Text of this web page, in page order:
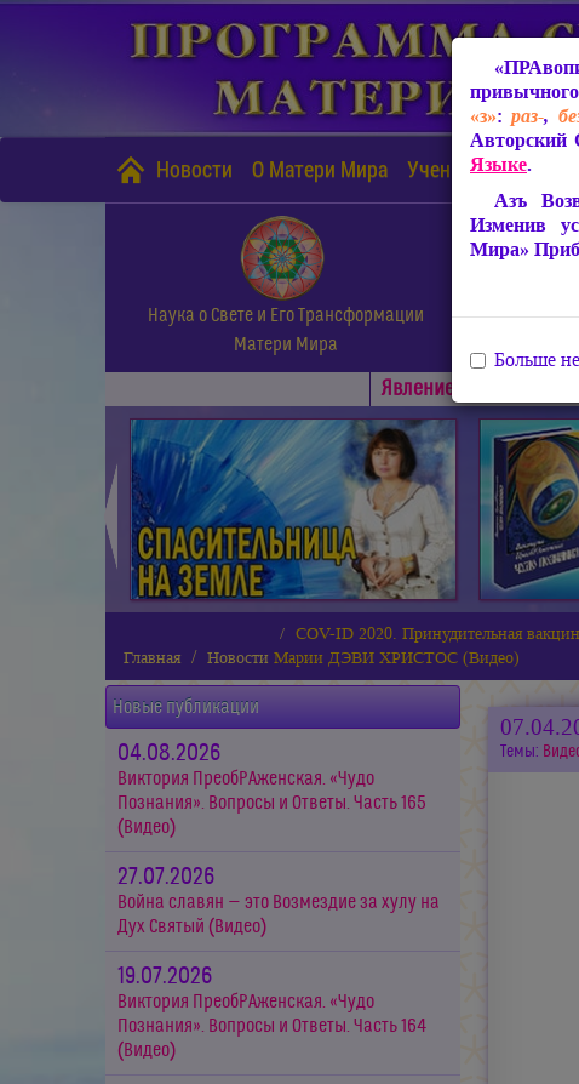
Новости О Матери Мира Учение Матери
Наука о Свете и Его Трансформации
Матери Мира
Явлениe Матери Мира
◄
Главная Новости
COV-ID 2020. Принудительная
Марии ДЭВИ ХРИСТОС (Видео)
Новые публикации
04.08.2026
Виктория ПреобРАженская. «Чудо
Познания». Вопросы и Ответы. Часть 165
(Видео)
27.07.2026
Война славян — это Возмездие за хулу на
Дух Святый (Видео)
19.07.2026
Виктория ПреобРАженская. «Чудо
Познания». Вопросы и Ответы. Часть 164
(Видео)
Темы:
«з»:раз-,
Авторский
Языке.
Азъ
Изменив
Мира»
Больше